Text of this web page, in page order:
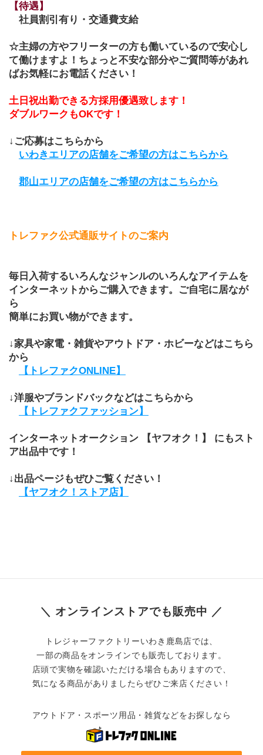
【待遇】
社員割引有り・交通費支給
☆主婦の方やフリーターの方も働いているので安心し
て働けますよ！ちょっと不安な部分やご質問等があれ
ばお気軽にお電話ください！
土日祝出勤できる方採用優遇致します！
ダブルワークもOKです！
↓ご応募はこちらから
いわきエリアの店舗をご希望の方はこちらから
郡山エリアの店舗をご希望の方はこちらから
トレファク公式通販サイトのご案内
毎日入荷するいろんなジャンルのいろんなアイテムを
インターネットからご購入できます。ご自宅に居なが
ら
簡単にお買い物ができます。
↓家具や家電・雑貨やアウトドア・ホビーなどはこちら
から
【トレファクONLINE】
↓洋服やブランドバックなどはこちらから
【トレファクファッション】
インターネットオークション 【ヤフオク！】 にもスト
ア出品中です！
↓出品ページもぜひご覧ください！
【ヤフオク！ストア店】
＼ オンラインストアでも販売中 ／
トレジャーファクトリーいわき鹿島店では、
一部の商品をオンラインでも販売しております。
店頭で実物を確認いただける場合もありますので、
気になる商品がありましたらぜひご来店ください！
アウトドア・スポーツ用品・雑貨などをお探しなら